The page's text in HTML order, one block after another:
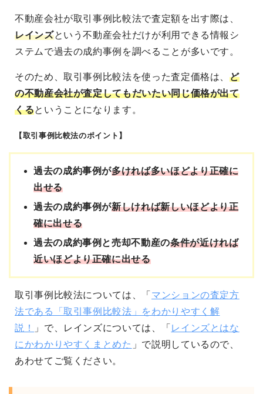
不動産会社が取引事例比較法で査定額を出す際は、
レインズという不動産会社だけが利用できる情報シ
ステムで過去の成約事例を調べることが多いです。
そのため、取引事例比較法を使った査定価格は、ど
の不動産会社が査定してもだいたい同じ価格が出て
くるということになります。
【取引事例比較法のポイント】
過去の成約事例が多ければ多いほどより正確に
出せる
過去の成約事例が新しければ新しいほどより正
確に出せる
過去の成約事例と売却不動産の条件が近ければ
近いほどより正確に出せる
取引事例比較法については、「 マンションの査定方
法である「取引事例比較法」をわかりやすく解
説！
」で、レインズについては、「 レインズとはな
にかわかりやすくまとめた 」で説明しているので、
あわせてご覧ください。